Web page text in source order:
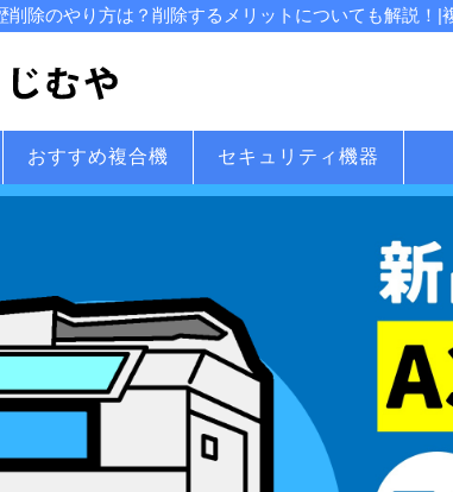
削除のやり方は？削除するメリットについても解説！
おすすめ複合機 セキュリティ機器